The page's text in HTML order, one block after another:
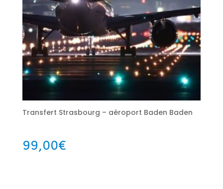
Transfert Strasbourg – aéroport Baden Baden
99,00€